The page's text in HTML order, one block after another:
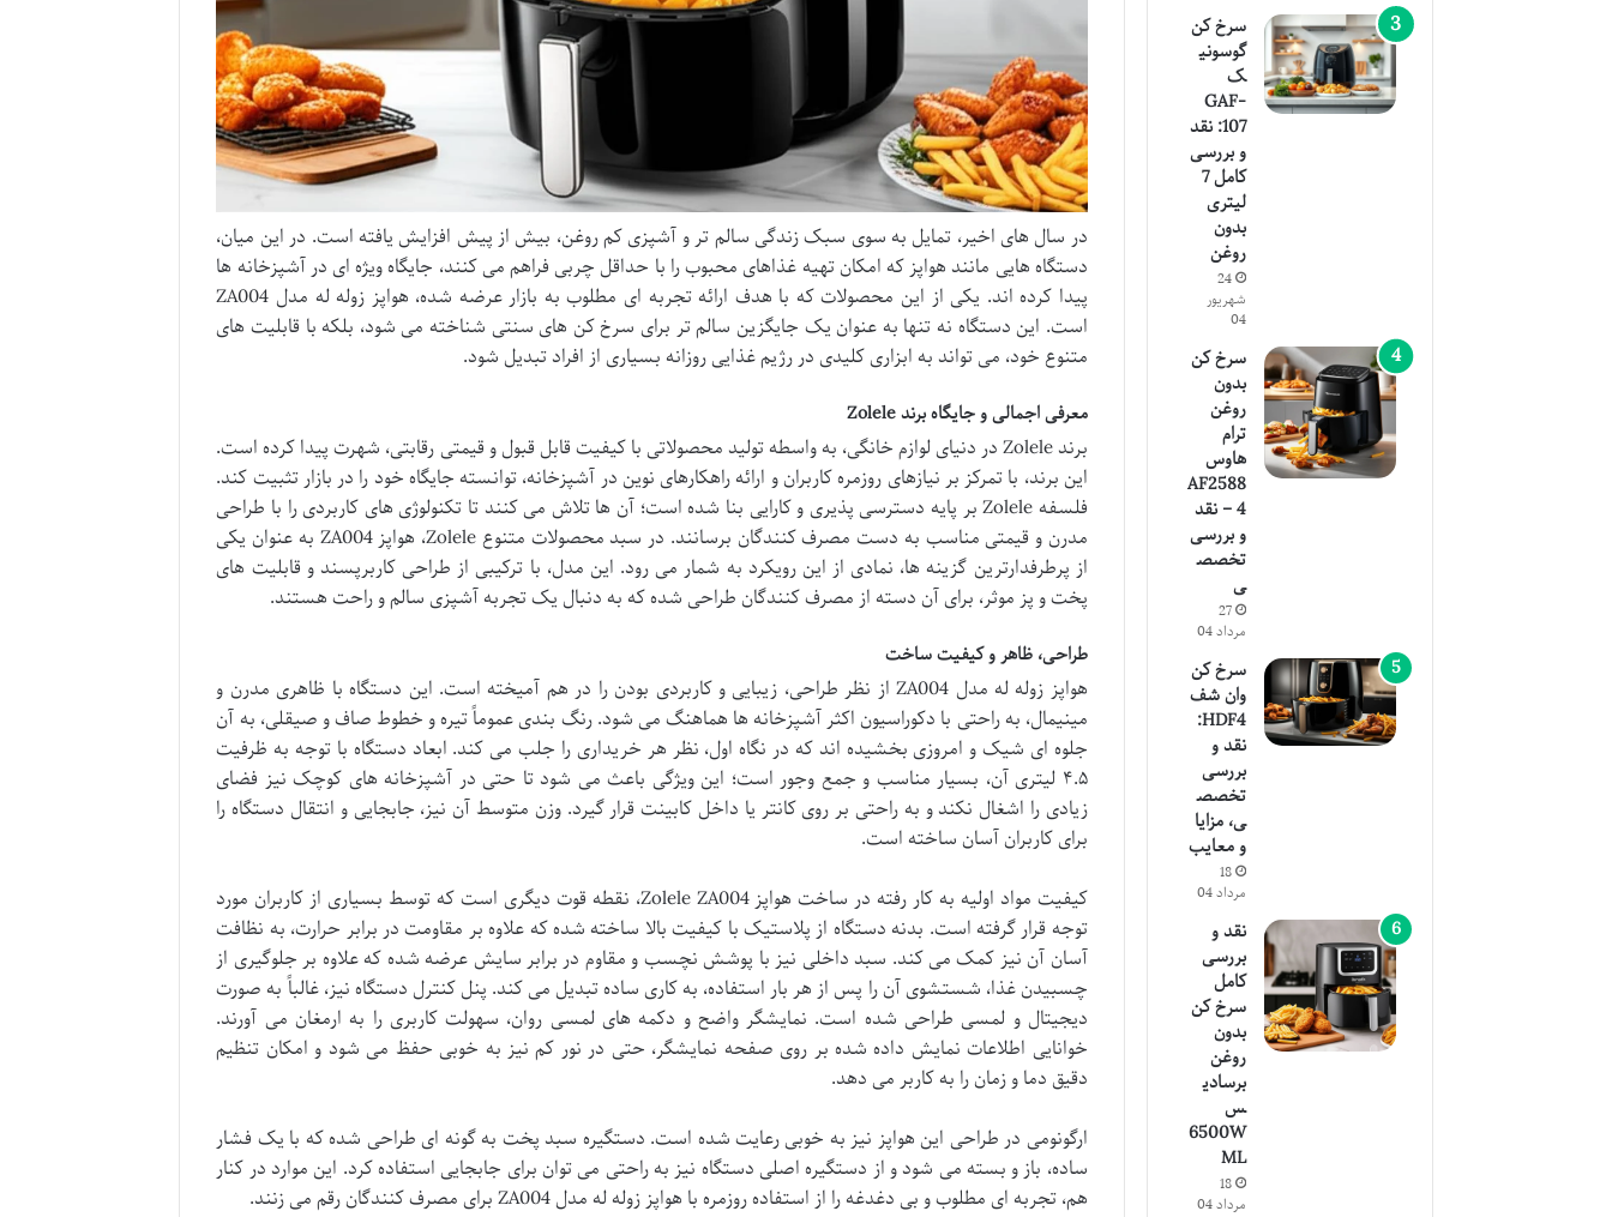
در سال های اخیر، تمایل به سوی سبک زندگی سالم تر و آشپزی کم روغن، بیش از پیش افزایش یافته است. در این میان،
دستگاه هایی مانند هواپز که امکان تهیه غذاهای محبوب را با حداقل چربی فراهم می کنند، جایگاه ویژه ای در آشپزخانه ها
پیدا کرده اند. یکی از این محصولات که با هدف ارائه تجربه ای مطلوب به بازار عرضه شده، هواپز زوله له مدل ZA004
است. این دستگاه نه تنها به عنوان یک جایگزین سالم تر برای سرخ کن های سنتی شناخته می شود، بلکه با قابلیت های
متنوع خود، می تواند به ابزاری کلیدی در رژیم غذایی روزانه بسیاری از افراد تبدیل شود.
معرفی اجمالی و جایگاه برند Zolele
برند Zolele در دنیای لوازم خانگی، به واسطه تولید محصولاتی با کیفیت قابل قبول و قیمتی رقابتی، شهرت پیدا کرده است.
این برند، با تمرکز بر نیازهای روزمره کاربران و ارائه راهکارهای نوین در آشپزخانه، توانسته جایگاه خود را در بازار تثبیت کند.
فلسفه Zolele بر پایه دسترسی پذیری و کارایی بنا شده است؛ آن ها تلاش می کنند تا تکنولوژی های کاربردی را با طراحی
مدرن و قیمتی مناسب به دست مصرف کنندگان برسانند. در سبد محصولات متنوع Zolele، هواپز ZA004 به عنوان یکی
از پرطرفدارترین گزینه ها، نمادی از این رویکرد به شمار می رود. این مدل، با ترکیبی از طراحی کاربرپسند و قابلیت های
پخت و پز موثر، برای آن دسته از مصرف کنندگان طراحی شده که به دنبال یک تجربه آشپزی سالم و راحت هستند.
طراحی، ظاهر و کیفیت ساخت
هواپز زوله له مدل ZA004 از نظر طراحی، زیبایی و کاربردی بودن را در هم آمیخته است. این دستگاه با ظاهری مدرن و
مینیمال، به راحتی با دکوراسیون اکثر آشپزخانه ها هماهنگ می شود. رنگ بندی عموماً تیره و خطوط صاف و صیقلی، به آن
جلوه ای شیک و امروزی بخشیده اند که در نگاه اول، نظر هر خریداری را جلب می کند. ابعاد دستگاه با توجه به ظرفیت
۴.۵ لیتری آن، بسیار مناسب و جمع وجور است؛ این ویژگی باعث می شود تا حتی در آشپزخانه های کوچک نیز فضای
زیادی را اشغال نکند و به راحتی بر روی کانتر یا داخل کابینت قرار گیرد. وزن متوسط آن نیز، جابجایی و انتقال دستگاه را
برای کاربران آسان ساخته است.
کیفیت مواد اولیه به کار رفته در ساخت هواپز Zolele ZA004، نقطه قوت دیگری است که توسط بسیاری از کاربران مورد
توجه قرار گرفته است. بدنه دستگاه از پلاستیک با کیفیت بالا ساخته شده که علاوه بر مقاومت در برابر حرارت، به نظافت
آسان آن نیز کمک می کند. سبد داخلی نیز با پوشش نچسب و مقاوم در برابر سایش عرضه شده که علاوه بر جلوگیری از
چسبیدن غذا، شستشوی آن را پس از هر بار استفاده، به کاری ساده تبدیل می کند. پنل کنترل دستگاه نیز، غالباً به صورت
دیجیتال و لمسی طراحی شده است. نمایشگر واضح و دکمه های لمسی روان، سهولت کاربری را به ارمغان می آورند.
خوانایی اطلاعات نمایش داده شده بر روی صفحه نمایشگر، حتی در نور کم نیز به خوبی حفظ می شود و امکان تنظیم
دقیق دما و زمان را به کاربر می دهد.
ارگونومی در طراحی این هواپز نیز به خوبی رعایت شده است. دستگیره سبد پخت به گونه ای طراحی شده که با یک فشار
ساده، باز و بسته می شود و از دستگیره اصلی دستگاه نیز به راحتی می توان برای جابجایی استفاده کرد. این موارد در کنار
هم، تجربه ای مطلوب و بی دغدغه را از استفاده روزمره با هواپز زوله له مدل ZA004 برای مصرف کنندگان رقم می زنند.
سرخ کن
گوسونی
ک
GAF-
107: نقد
و بررسی
کامل 7
لیتری
بدون
روغن
24
شهریور
04
سرخ کن
بدون
روغن
ترام
هاوس
AF2588
4 – نقد
و بررسی
تخصص
ی
27
مرداد 04
سرخ کن
وان شف
HDF4:
نقد و
بررسی
تخصص
ی، مزایا
و معایب
18
مرداد 04
نقد و
بررسی
کامل
سرخ کن
بدون
روغن
برسادی
س
6500W
ML
18
مرداد 04